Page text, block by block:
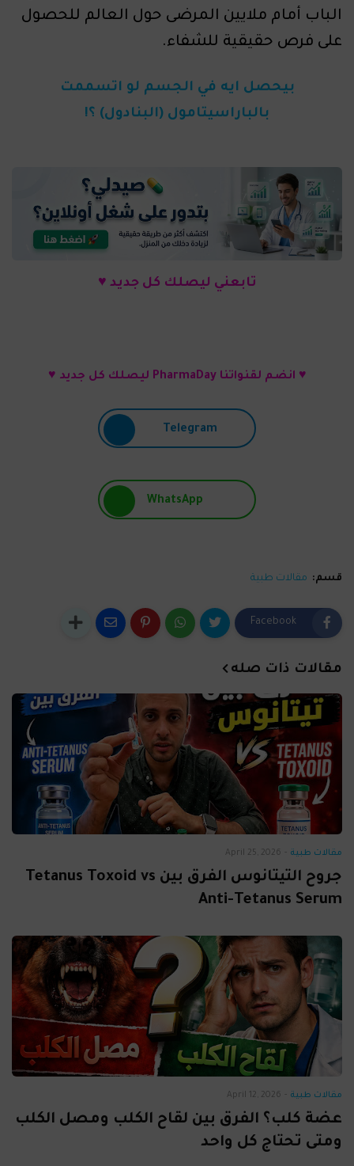
الباب أمام ملايين المرضى حول العالم للحصول
على فرص حقيقية للشفاء.
بيحصل ايه في الجسم لو اتسممت
بالباراسيتامول (البنادول) ؟!
تابعني ليصلك كل جديد ♥
♥ انضم لقنواتنا PharmaDay ليصلك كل جديد ♥
Telegram
WhatsApp
قسم: مقالات طبية
Facebook
مقالات ذات صله
مقالات طبية -
April 25, 2026
جروح التيتانوس الفرق بين Tetanus Toxoid vs
Anti-Tetanus Serum
مقالات طبية -
April 12, 2026
عضة كلب؟ الفرق بين لقاح الكلب ومصل الكلب
ومتى تحتاج كل واحد